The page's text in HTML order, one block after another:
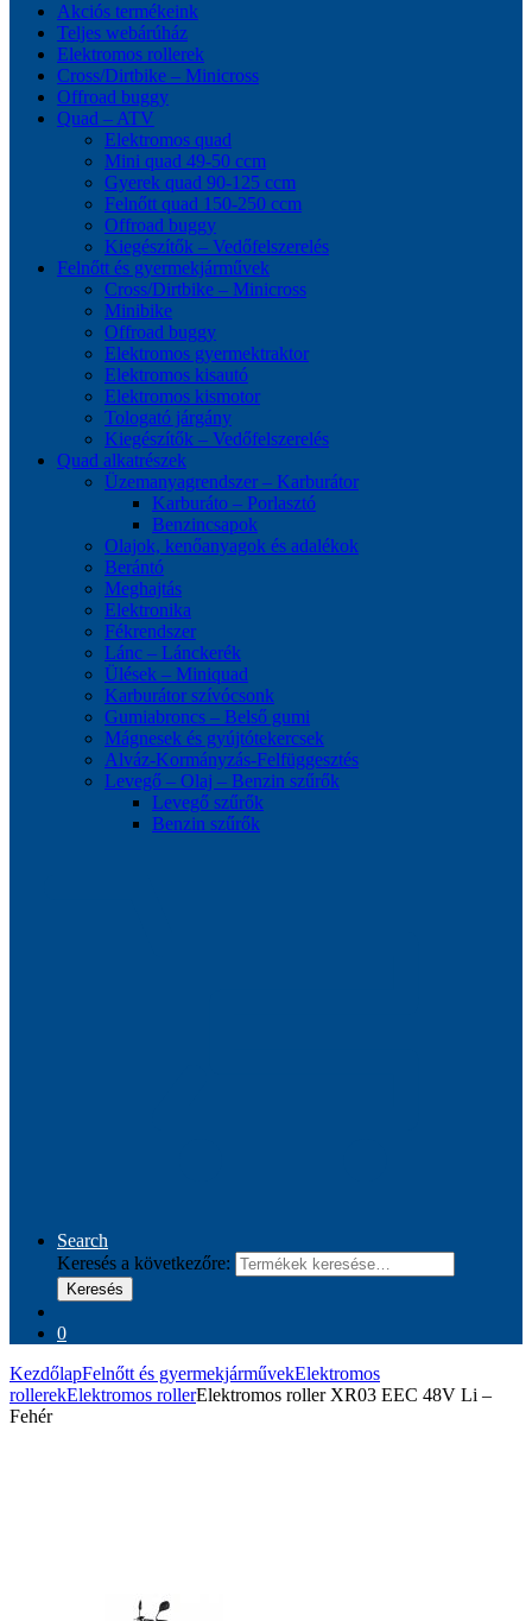
Akciós termékeink
Teljes webárúház
Elektromos rollerek
Cross/Dirtbike – Minicross
Offroad buggy
Quad – ATV
Elektromos quad
Mini quad 49-50 ccm
Gyerek quad 90-125 ccm
Felnőtt quad 150-250 ccm
Offroad buggy
Kiegészítők – Vedőfelszerelés
Felnőtt és gyermekjárművek
Cross/Dirtbike – Minicross
Minibike
Offroad buggy
Elektromos gyermektraktor
Elektromos kisautó
Elektromos kismotor
Tologató járgány
Kiegészítők – Vedőfelszerelés
Quad alkatrészek
Üzemanyagrendszer – Karburátor
Karburáto – Porlasztó
Benzincsapok
Olajok, kenőanyagok és adalékok
Berántó
Meghajtás
Elektronika
Fékrendszer
Lánc – Lánckerék
Ülések – Miniquad
Karburátor szívócsonk
Gumiabroncs – Belső gumi
Mágnesek és gyújtótekercsek
Alváz-Kormányzás-Felfüggesztés
Levegő – Olaj – Benzin szűrők
Levegő szűrők
Benzin szűrők
Search
Keresés a következőre:
Keresés
0
KezdőlapFelnőtt és gyermekjárművekElektromos
rollerekElektromos rollerElektromos roller XR03 EEC 48V Li –
Fehér